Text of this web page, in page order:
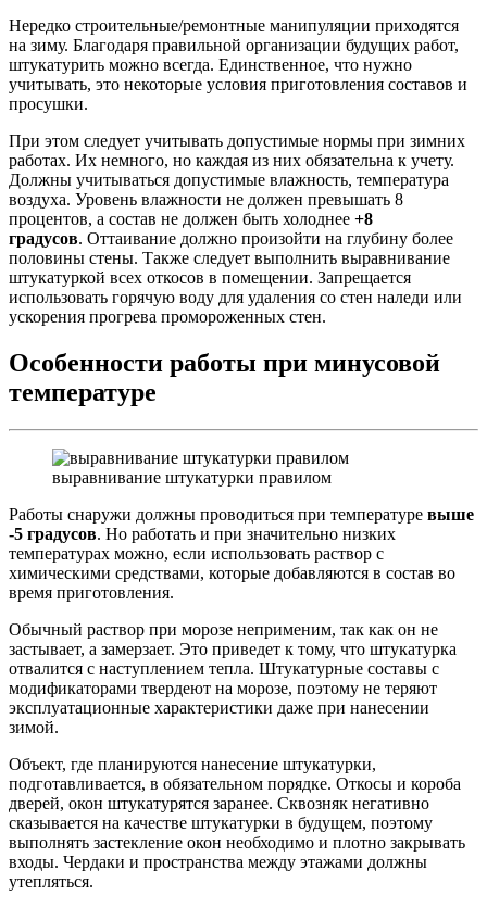
Нередко строительные/ремонтные манипуляции приходятся
на зиму. Благодаря правильной организации будущих работ,
штукатурить можно всегда. Единственное, что нужно
учитывать, это некоторые условия приготовления составов и
просушки.
При этом следует учитывать допустимые нормы при зимних
работах. Их немного, но каждая из них обязательна к учету.
Должны учитываться допустимые влажность, температура
воздуха. Уровень влажности не должен превышать 8
процентов, а состав не должен быть холоднее +8
градусов. Оттаивание должно произойти на глубину более
половины стены. Также следует выполнить выравнивание
штукатуркой всех откосов в помещении. Запрещается
использовать горячую воду для удаления со стен наледи или
ускорения прогрева промороженных стен.
Особенности работы при минусовой
температуре
выравнивание штукатурки правилом
Работы снаружи должны проводиться при температуре выше
-5 градусов. Но работать и при значительно низких
температурах можно, если использовать раствор с
химическими средствами, которые добавляются в состав во
время приготовления.
Обычный раствор при морозе неприменим, так как он не
застывает, а замерзает. Это приведет к тому, что штукатурка
отвалится с наступлением тепла. Штукатурные составы с
модификаторами твердеют на морозе, поэтому не теряют
эксплуатационные характеристики даже при нанесении
зимой.
Объект, где планируются нанесение штукатурки,
подготавливается, в обязательном порядке. Откосы и короба
дверей, окон штукатурятся заранее. Сквозняк негативно
сказывается на качестве штукатурки в будущем, поэтому
выполнять застекление окон необходимо и плотно закрывать
входы. Чердаки и пространства между этажами должны
утепляться.